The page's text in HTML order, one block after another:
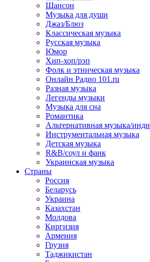
Шансон
Музыка для души
Джаз/Блюз
Классическая музыка
Русская музыка
Юмор
Хип-хоп/рэп
Фолк и этническая музыка
Онлайн Радио 101.ru
Разная музыка
Легенды музыки
Музыка для сна
Романтика
Альтернативная музыка/инди
Инструментальная музыка
Детская музыка
R&B/cоул и фанк
Украинская музыка
Страны
Россия
Беларусь
Украина
Казахстан
Молдова
Киргизия
Армения
Грузия
Таджикистан